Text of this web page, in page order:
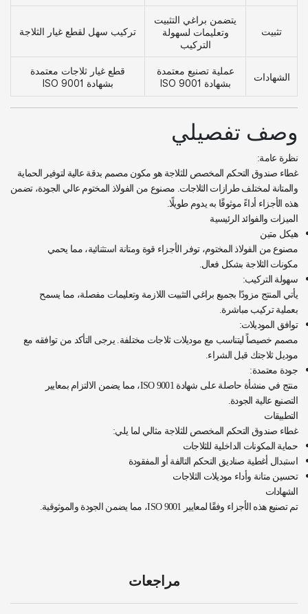
تثبيت
يتضمن براغي التثبيت
وتعليمات لسهولة
التركيب
تركيب سهل لقطع غيار الثلاجة
الشهادات
عملية تصنيع معتمدة
بشهادة ISO 9001
قطع غيار ثلاجات معتمدة
بشهادة ISO 9001
وصف تفصيلي
نظرة عامة:
غطاء صندوق التحكم المخصص للثلاجة هو مكون مصمم بدقة عالية لتوفير الحماية
والمتانة لمختلف طرازات الثلاجات. مصنوع من الفولاذ المختوم عالي الجودة، تضمن
هذه الأجزاء أداءً موثوقًا به يدوم طويلًا.
الميزات والفوائد الرئيسية
هيكل متين
مصنوع من الفولاذ المختوم، توفر الأجزاء قوة ومتانة استثنائية، مما يحمي
مكونات الثلاجة بشكل فعال.
سهولة التركيب:
يأتي المنتج مزودًا بجميع براغي التثبيت اللازمة وتعليمات مفصلة، مما يسمح
بعملية تركيب مباشرة.
توافق الموديلات:
مصمم خصيصاً ليتناسب مع موديلات ثلاجات مختلفة. يرجى التأكد من توافقه مع
موديل ثلاجتك قبل الشراء.
جودة معتمدة:
منتج في منشأة حاصلة على شهادة ISO 9001، مما يضمن الالتزام بمعايير
التصنيع عالية الجودة.
التطبيقات
غطاء صندوق التحكم المخصص للثلاجة مثالي لما يلي:
حماية المكونات الداخلية للثلاجات
استبدال أغطية صناديق التحكم التالفة أو المفقودة
تحسين متانة وأداء موديلات الثلاجات
الشهادات
تم تصنيع هذه الأجزاء وفقًا لمعايير ISO 9001، مما يضمن الجودة والموثوقية.
مراجعات